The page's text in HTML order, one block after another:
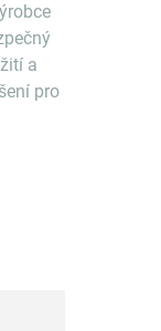
a
pro